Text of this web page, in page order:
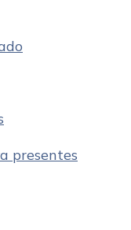
presentes